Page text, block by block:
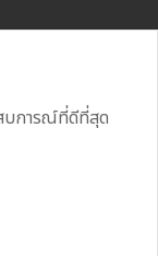
บการณ์ที่ดีที่สุด